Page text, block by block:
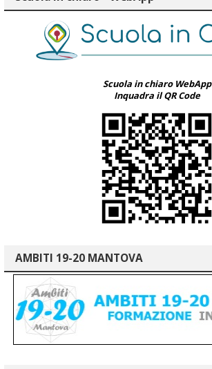
Scuola in chiaro WebApp
Inquadra il QR Code
AMBITI 19-20 MANTOVA